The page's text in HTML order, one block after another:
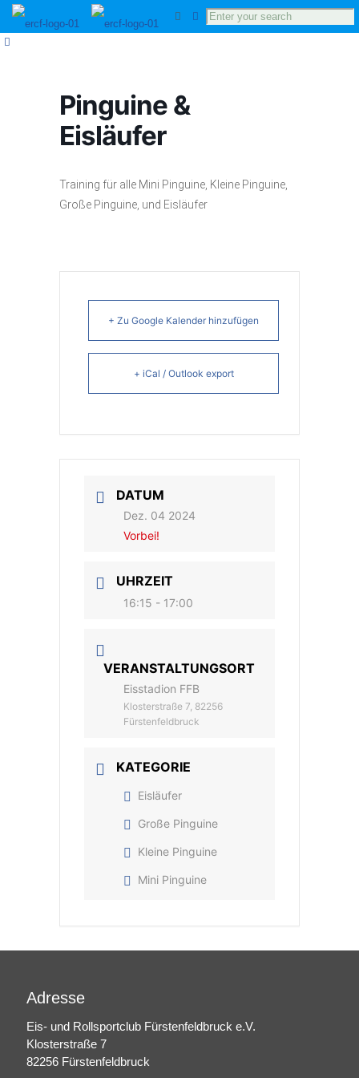
Pinguine &
Eisläufer
Training für alle Mini Pinguine, Kleine Pinguine,
Große Pinguine, und Eisläufer
+ Zu Google Kalender hinzufügen
+ iCal / Outlook export
DATUM
Dez. 04 2024
Vorbei!
UHRZEIT
16:15 - 17:00
VERANSTALTUNGSORT
Eisstadion FFB
Klosterstraße 7, 82256
Fürstenfeldbruck
KATEGORIE
Eisläufer
Große Pinguine
Kleine Pinguine
Mini Pinguine
Adresse
Eis- und Rollsportclub Fürstenfeldbruck e.V.
Klosterstraße 7
82256 Fürstenfeldbruck